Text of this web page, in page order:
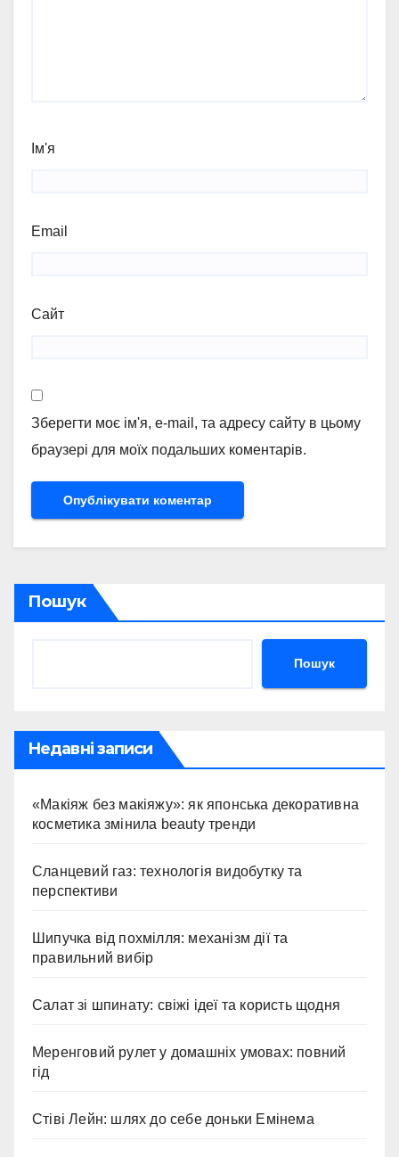
Ім'я
Email
Сайт
Зберегти моє ім'я, e-mail, та адресу сайту в цьому
браузері для моїх подальших коментарів.
Пошук
Пошук
Недавні записи
«Макіяж без макіяжу»: як японська декоративна
косметика змінила beauty тренди
Сланцевий газ: технологія видобутку та
перспективи
Шипучка від похмілля: механізм дії та
правильний вибір
Салат зі шпинату: свіжі ідеї та користь щодня
Меренговий рулет у домашніх умовах: повний
гід
Стіві Лейн: шлях до себе доньки Емінема